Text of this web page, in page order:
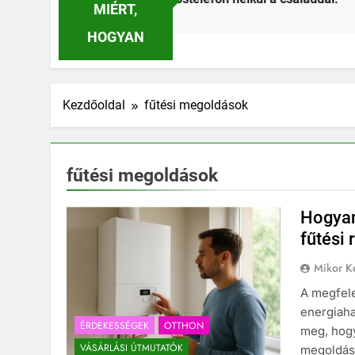
MIÉRT,
HOGYAN
Kezdőoldal fűtési megoldások
fűtési megoldások
ÉRDEKESSÉGEK
OTTHON
VÁSÁRLÁSI ÚTMUTATÓK
fűtési
Mikor
A
meg,